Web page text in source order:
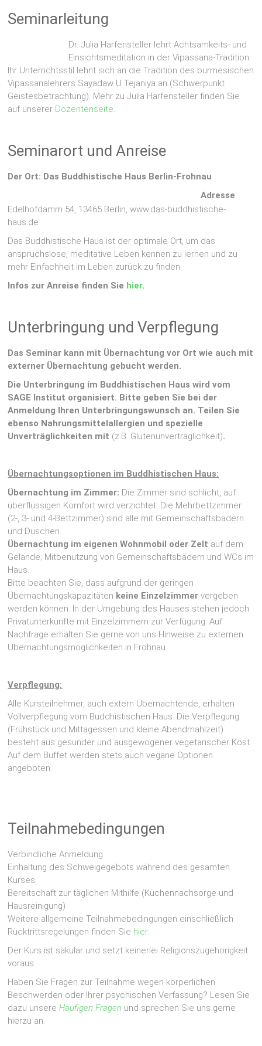
Seminarleitung
Dr. Julia Harfensteller lehrt Achtsamkeits- und
Einsichtsmeditation in der Vipassana-Tradition.
Ihr Unterrichtsstil lehnt sich an die Tradition des burmesischen
Vipassanalehrers Sayadaw U Tejaniya an (Schwerpunkt
Geistesbetrachtung). Mehr zu Julia Harfensteller finden Sie
auf unserer Dozentenseite.
Seminarort und Anreise
Der Ort: Das Buddhistische Haus Berlin-Frohnau
Adresse:
Edelhofdamm 54, 13465 Berlin, www.das-buddhistische-
haus.de
Das Buddhistische Haus ist der optimale Ort, um das
anspruchslose, meditative Leben kennen zu lernen und zu
mehr Einfachheit im Leben zurück zu finden.
Infos zur Anreise finden Sie hier.
Unterbringung und Verpflegung
Das Seminar kann mit Übernachtung vor Ort wie auch mit
externer Übernachtung gebucht werden.
Die Unterbringung im Buddhistischen Haus wird vom
SAGE Institut organisiert. Bitte geben Sie bei der
Anmeldung Ihren Unterbringungswunsch an. Teilen Sie
ebenso Nahrungsmittelallergien und spezielle
Unverträglichkeiten mit (z.B. Glutenunverträglichkeit).
Übernachtungsoptionen im Buddhistischen Haus:
Übernachtung im Zimmer: Die Zimmer sind schlicht, auf
überflüssigen Komfort wird verzichtet. Die Mehrbettzimmer
(2-, 3- und 4-Bettzimmer) sind alle mit Gemeinschaftsbädern
und Duschen.
Übernachtung im eigenen Wohnmobil oder Zelt auf dem
Gelände; Mitbenutzung von Gemeinschaftsbädern und WCs im
Haus.
Bitte beachten Sie, dass aufgrund der geringen
Übernachtungskapazitäten keine Einzelzimmervergeben
werden können. In der Umgebung des Hauses stehen jedoch
Privatunterkünfte mit Einzelzimmern zur Verfügung. Auf
Nachfrage erhalten Sie gerne von uns Hinweise zu externen
Übernachtungsmöglichkeiten in Frohnau.
Verpflegung:
Alle Kursteilnehmer, auch extern Übernachtende, erhalten
Vollverpflegung vom Buddhistischen Haus. Die Verpflegung
(Frühstück und Mittagessen und kleine Abendmahlzeit)
besteht aus gesunder und ausgewogener vegetarischer Kost.
Auf dem Buffet werden stets auch vegane Optionen
angeboten.
Teilnahmebedingungen
Verbindliche Anmeldung
Einhaltung des Schweigegebots während des gesamten
Kurses
Bereitschaft zur täglichen Mithilfe (Küchennachsorge und
Hausreinigung)
Weitere allgemeine Teilnahmebedingungen einschließlich
Rücktrittsregelungen finden Sie hier.
Der Kurs ist säkular und setzt keinerlei Religionszugehörigkeit
voraus.
Haben Sie Fragen zur Teilnahme wegen körperlichen
Beschwerden oder Ihrer psychischen Verfassung? Lesen Sie
dazu unsereHäufigen Fragen und sprechen Sie uns gerne
hierzu an.